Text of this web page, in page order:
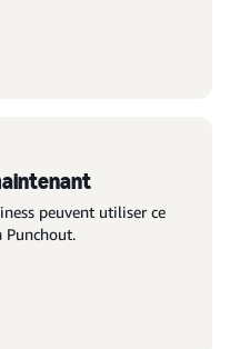
peuvent utiliser ce
Punchout.